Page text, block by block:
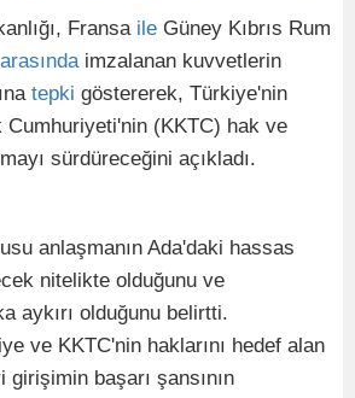
Fransa ile Güney Kıbrıs Rum
arasında imzalanan kuvvetlerin
tepki göstererek, Türkiye'nin
Cumhuriyeti'nin (KKTC) hak ve
sürdüreceğini açıkladı.
anlaşmanın Ada'daki hassas
nitelikte olduğunu ve
aykırı olduğunu belirtti.
ve KKTC'nin haklarını hedef alan
başarı şansının